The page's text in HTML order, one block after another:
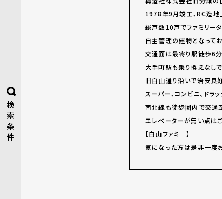
検
索
条
件
1978年9月竣工、RC造地
総戸数10戸でファミリー
自主管理の建物となってお
交通面は最寄り駅徒歩6分
大手町駅も乗り換えなし
旧白山通り沿いで治安良好
スーパー、コンビニ、ドラ
南北線も徒歩圏内で交通
エレベーターが無い点は
【白山ファミ―】
気になった方は是非一度